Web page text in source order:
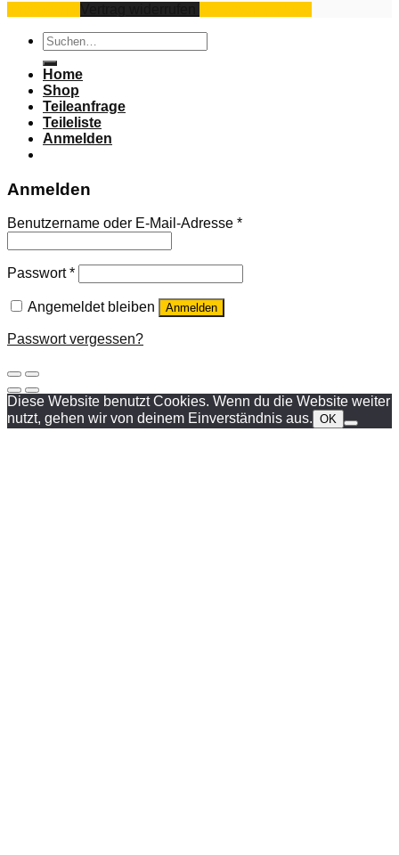
Suchen
nach:
Home
Shop
Teileanfrage
Teileliste
Anmelden
Anmelden
Benutzername oder E-Mail-Adresse *
Passwort*
Angemeldet bleiben Anmelden
Passwort vergessen?
Diese Website benutzt Cookies. Wenn du die Website weiter
nutzt, gehen wir von deinem Einverständnis aus. OK